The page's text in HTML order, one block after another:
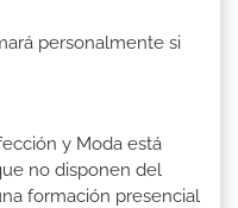
personalmente si
y Moda está
no disponen del
formación presencial